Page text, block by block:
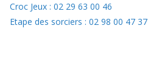
Croc Jeux : 02 29 63 00 46
Etape des sorciers : 02 98 00 47 37